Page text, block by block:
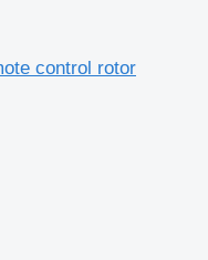
control rotor